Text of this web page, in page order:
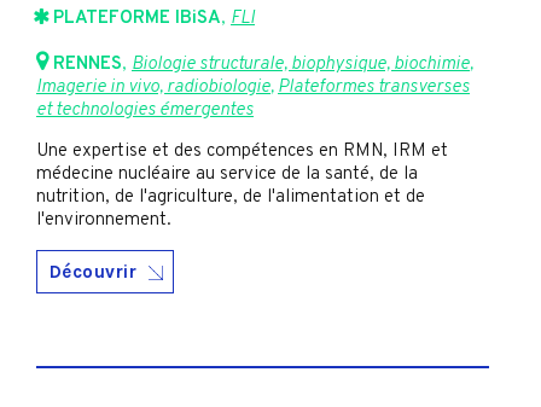
PLATEFORME IBiSA, FLI
RENNES, Biologie structurale, biophysique, biochimie,
Imagerie in vivo, radiobiologie, Plateformes transverses
et technologies émergentes
Une expertise et des compétences en RMN, IRM et
médecine nucléaire au service de la santé, de la
nutrition, de l'agriculture, de l'alimentation et de
l'environnement.
Découvrir